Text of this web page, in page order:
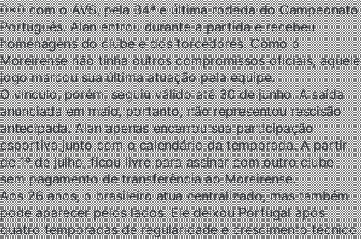
0x0 com o AVS, pela 34ª e última rodada do Campeonato
Português. Alan entrou durante a partida e recebeu
homenagens do clube e dos torcedores. Como o
Moreirense não tinha outros compromissos oficiais, aquele
jogo marcou sua última atuação pela equipe.
O vínculo, porém, seguiu válido até 30 de junho. A saída
anunciada em maio, portanto, não representou rescisão
antecipada. Alan apenas encerrou sua participação
esportiva junto com o calendário da temporada. A partir
de 1º de julho, ficou livre para assinar com outro clube
sem pagamento de transferência ao Moreirense.
Aos 26 anos, o brasileiro atua centralizado, mas também
pode aparecer pelos lados. Ele deixou Portugal após
quatro temporadas de regularidade e crescimento técnico.